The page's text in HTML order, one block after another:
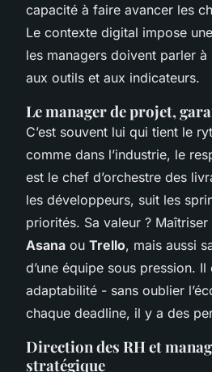
capacité à faire avancer les
Le contexte digital impose
les managers doivent parler
aux outils et aux indicateurs.
Le manager de projet,
C’est souvent lui qui tient le
comme dans l’industrie, le
est le chef d’orchestre des
les développeurs, suit les
priorités. Sa valeur ?
Asana ou Trello, mais aussi
d’une équipe sous pression.
adaptabilité - sans oublier
chaque deadline, il y a des
Direction des RH et
stratégique